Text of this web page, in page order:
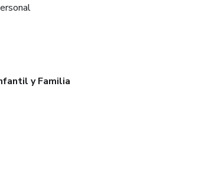
y Familia